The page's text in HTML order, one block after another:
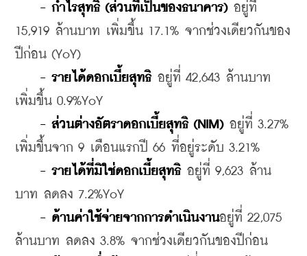
- กำไรสุทธิ (ส่วนที่เป็นของธนาคาร) อยู่ที่
15,919 ล้านบาท เพิ่มขึ้น 17.1% จากช่วงเดียวกันของ
ปีก่อน (YoY)
- รายได้ดอกเบี้ยสุทธิ อยู่ที่ 42,643 ล้านบาท
เพิ่มขึ้น 0.9%YoY
- ส่วนต่างอัตราดอกเบี้ยสุทธิ (NIM) อยู่ที่ 3.27%
เพิ่มขึ้นจาก 9 เดือนแรกปี 66 ที่อยู่ระดับ 3.21%
- รายได้ที่มิใช่ดอกเบี้ยสุทธิ อยู่ที่ 9,623 ล้าน
บาท ลดลง 7.2%YoY
- ด้านค่าใช้จ่ายจากการดำเนินงานอยู่ที่ 22,075
ล้านบาท ลดลง 3.8% จากช่วงเดียวกันของปีก่อน